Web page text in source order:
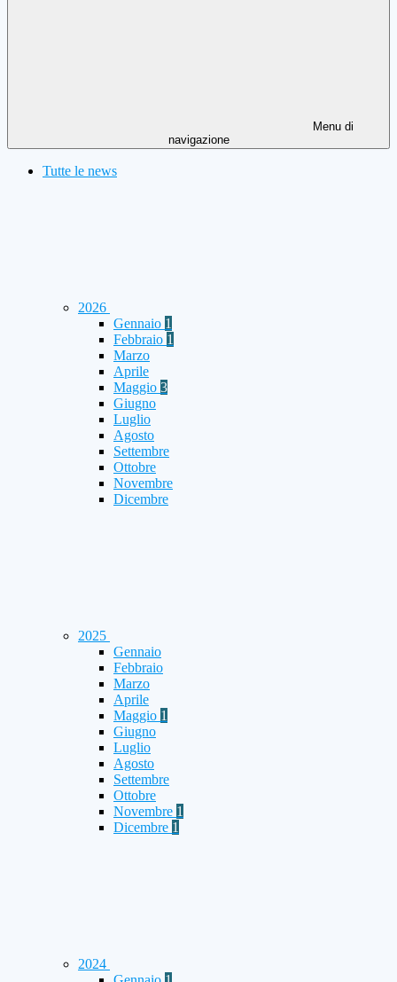
Menu di
navigazione
Tutte le news
2026
Gennaio 1
Febbraio 1
Marzo
Aprile
Maggio 3
Giugno
Luglio
Agosto
Settembre
Ottobre
Novembre
Dicembre
2025
Gennaio
Febbraio
Marzo
Aprile
Maggio 1
Giugno
Luglio
Agosto
Settembre
Ottobre
Novembre 1
Dicembre 1
2024